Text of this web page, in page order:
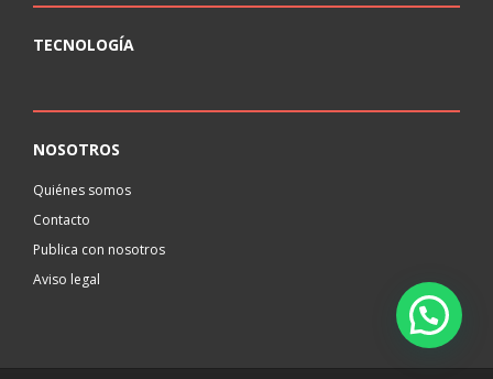
TECNOLOGÍA
NOSOTROS
Quiénes somos
Contacto
Publica con nosotros
Aviso legal